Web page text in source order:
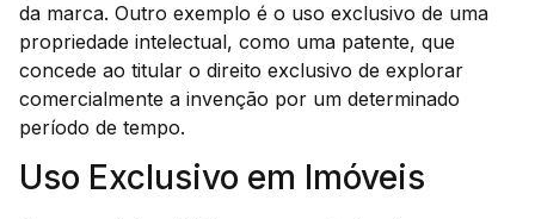
da marca. Outro exemplo é o uso exclusivo de uma
propriedade intelectual, como uma patente, que
concede ao titular o direito exclusivo de explorar
comercialmente a invenção por um determinado
período de tempo.
Uso Exclusivo em Imóveis